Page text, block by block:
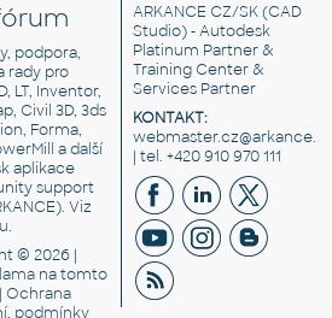
podpora,
rady pro
LT, Inventor,
Civil 3D, 3ds
Forma,
a další
aplikace
support
Viz
.
© 2026 |
na tomto
Ochrana
podmínky
ARKANCE CZ/SK(CAD
Studio) - Autodesk
Platinum Partner &
Training Center &
Services Partner
KONTAKT:
| tel. +420 910 970 111